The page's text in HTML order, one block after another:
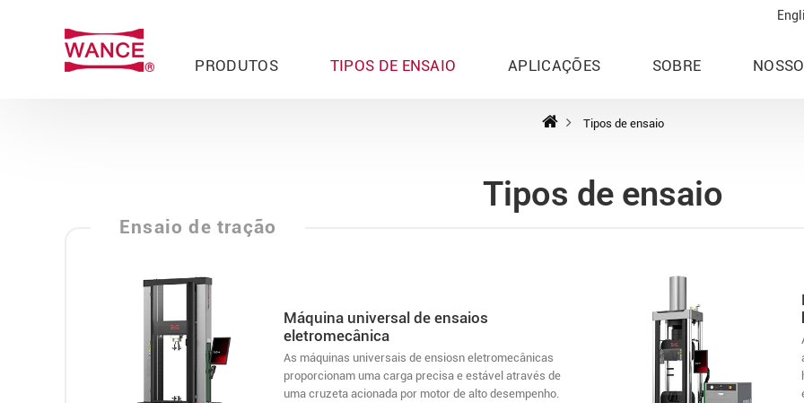
PRODUTOS TIPOS DE ENSAIO APLICAÇÕES SOBRE
Tipos de ensaio
Tipos de ensaio
Ensaio de tração
Máquina universal de ensaios
eletromecânica
As máquinas universais de ensiosn eletromecânicas
proporcionam uma carga precisa e estável através de
uma cruzeta acionada por motor de alto desempenho.